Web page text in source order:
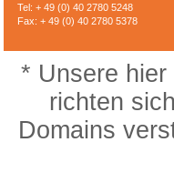
Tel: + 49 (0) 40 2780 5248
Fax: + 49 (0) 40 2780 5378
* Unsere
richten
Domains